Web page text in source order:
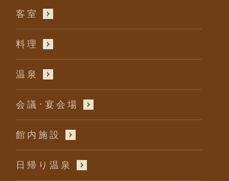
客室
料理
温泉
会議･宴会場
館内施設
日帰り温泉